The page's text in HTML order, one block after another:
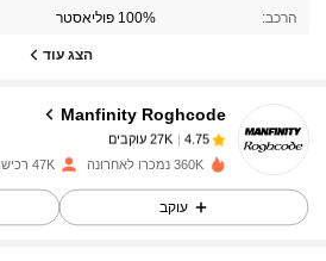
הרכב: 100% פוליאסטר
הצג עוד
Manfinity Roghcode
4.75
27K עוקבים
שילם לפני יום אחד
4.75 27K עוקבים
360K נמכרו לאחרונה 47K רכישה חוזרת
עוקב